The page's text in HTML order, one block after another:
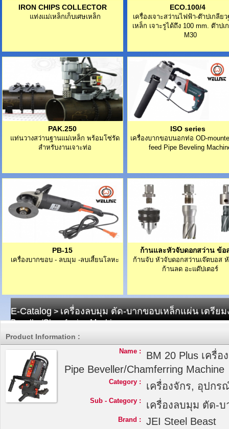
IRON CHIPS COLLECTOR
แท่งแม่เหล็กเก็บเศษเหล็ก
ECO.100/4
เครื่องเจาะสว่านไฟฟ้า-ต๊าปเกลีย
เหล็ก เจาะรูได้ถึง 100 mm. ต๊าปเ
M30
PAK.250
แท่นวางสว่านฐานแม่เหล็ก พร้อมโซ่รัด
สำหรับงานเจาะท่อ
ISO series
เครื่องบากขอบนอกท่อ OD-
feed Pipe Beveling
PB-15
เครื่องบากขอบ - ลบมุม -ลบเสี้ยนโลหะ
ก้านและหัวจับดอกสว่าน ข้อ
ก้านจับ หัวจับดอกสว่านเจ๊ตบอส
ก้านลด อะแด๊ปเตอร์
E-Catalog>เครื่องลบมุม ตัด-บากขอบเหล็กแผ่น เตรียม
Beveller/Chamferring Machine
Product Information :
Name :
BM 20 Plus เครื่
Pipe Beveller/Chamferring Machine
Category : เครื่องจักร, อุปกร
Sub - Category : เครื่องลบมุม ตัด-
Brand : JEI Steel Beast